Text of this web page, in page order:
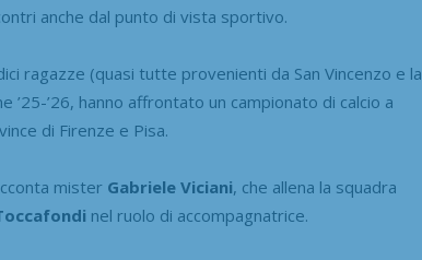
anche dal punto di vista sportivo.
ragazze (quasi tutte provenienti da San Vincenzo e la
’26, hanno affrontato un campionato di calcio a
di Firenze e Pisa.
mister Gabriele Viciani, che allena la squadra
nel ruolo di accompagnatrice.